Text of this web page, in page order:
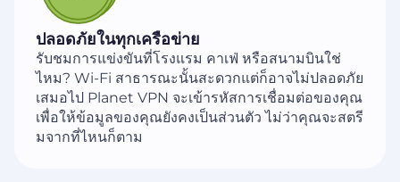
ปลอดภัยในทุกเครือข่าย
รับชมการแข่งขันที่โรงแรม คาเฟ่ หรือสนามบินใช่
ไหม? Wi-Fi สาธารณะนั้นสะดวกแต่ก็อาจไม่ปลอดภัย
เสมอไป Planet VPN จะเข้ารหัสการเชื่อมต่อของคุณ
เพื่อให้ข้อมูลของคุณยังคงเป็นส่วนตัว ไม่ว่าคุณจะสตรี
มจากที่ไหนก็ตาม